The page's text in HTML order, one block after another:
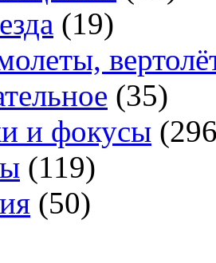
(19)
(35)
и фокусы
(119)
(50)